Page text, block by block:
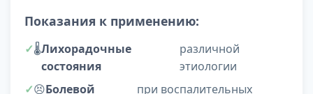
Показания к применению:
🌡️Лихорадочные
состояния
различной
этиологии
😣Болевой при воспалительных